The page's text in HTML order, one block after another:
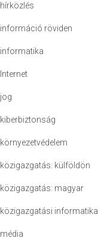
hírközlés
információ röviden
informatika
Internet
jog
kiberbiztonság
környezetvédelem
közigazgatás: külföldön
közigazgatás: magyar
közigazgatási informatika
média